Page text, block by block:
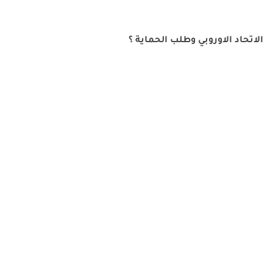
الاتحاد الاوروبي وطلب الحماية ؟